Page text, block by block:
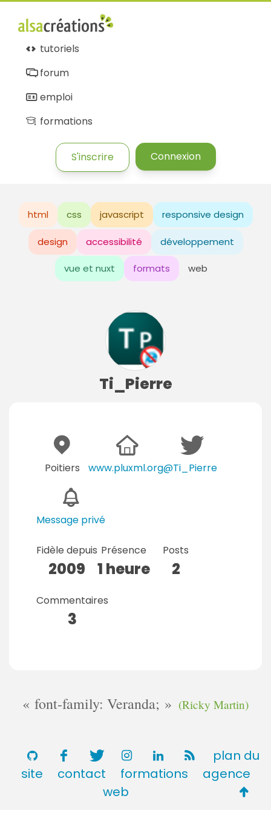
tutoriels
forum
emploi
formations
S'inscrire Connexion
html css javascript responsive design
design accessibilité développement
vue et nuxt formats web
Ti_Pierre
Poitiers www.pluxml.org@Ti_Pierre
Message privé
Fidèle depuis
2009
Présence
1 heure
Posts
2
Commentaires
3
font-family: Veranda; (Ricky Martin)
plan du
site
contact formations
agence
web